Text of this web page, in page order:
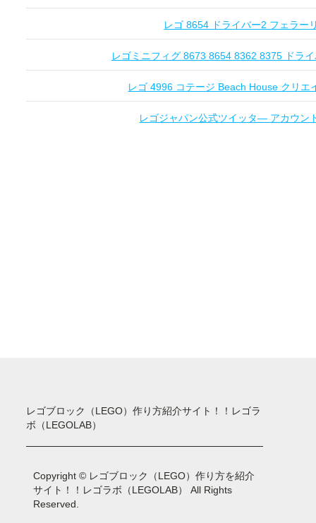
レゴ 8654 ドライバー2 フェラー
レゴミニフィグ 8673 8654 8362 8375 ドラ
レゴ 4996 コテージ Beach House クリエ
レゴジャパン公式ツイッタ― アカウン
レゴブロック（LEGO）作り方紹介サイト！！レゴラ
ボ（LEGOLAB）
Copyright © レゴブロック（LEGO）作り方を紹介
サイト！！レゴラボ（LEGOLAB） All Rights
Reserved.